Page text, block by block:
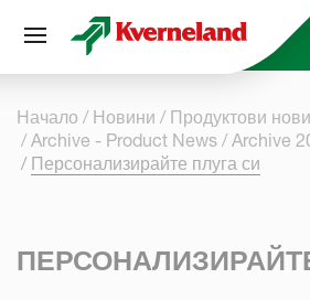
Skip to
Начало Новини
Продуктови
Archive - Product News
Archive
Персонализирайте плуга си
Управление на бисквитките